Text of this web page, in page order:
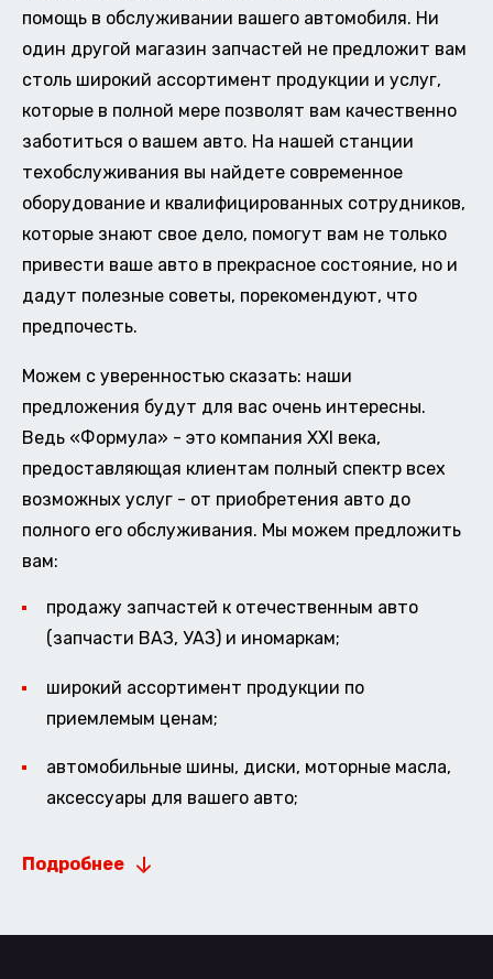
помощь в обслуживании вашего автомобиля. Ни
один другой магазин запчастей не предложит вам
столь широкий ассортимент продукции и услуг,
которые в полной мере позволят вам качественно
заботиться о вашем авто. На нашей станции
техобслуживания вы найдете современное
оборудование и квалифицированных сотрудников,
которые знают свое дело, помогут вам не только
привести ваше авто в прекрасное состояние, но и
дадут полезные советы, порекомендуют, что
предпочесть.
Можем с уверенностью сказать: наши
предложения будут для вас очень интересны.
Ведь «Формула» - это компания XXI века,
предоставляющая клиентам полный спектр всех
возможных услуг - от приобретения авто до
полного его обслуживания. Мы можем предложить
вам:
продажу запчастей к отечественным авто
(запчасти ВАЗ, УАЗ) и иномаркам;
широкий ассортимент продукции по
приемлемым ценам;
автомобильные шины, диски, моторные масла,
аксессуары для вашего авто;
Подробнее